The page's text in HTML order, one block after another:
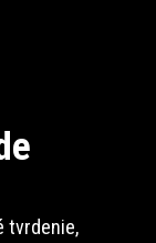
tvrdenie,